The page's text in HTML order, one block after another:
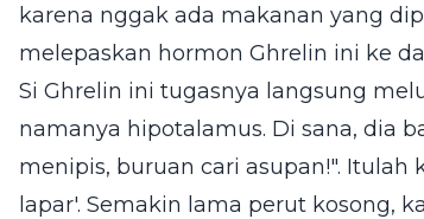
karena nggak ada makanan yang
melepaskan hormon Ghrelin ini ke
Si Ghrelin ini tugasnya langsung
namanya hipotalamus. Di sana, dia
menipis, buruan cari asupan!".
lapar'. Semakin lama perut kosong,